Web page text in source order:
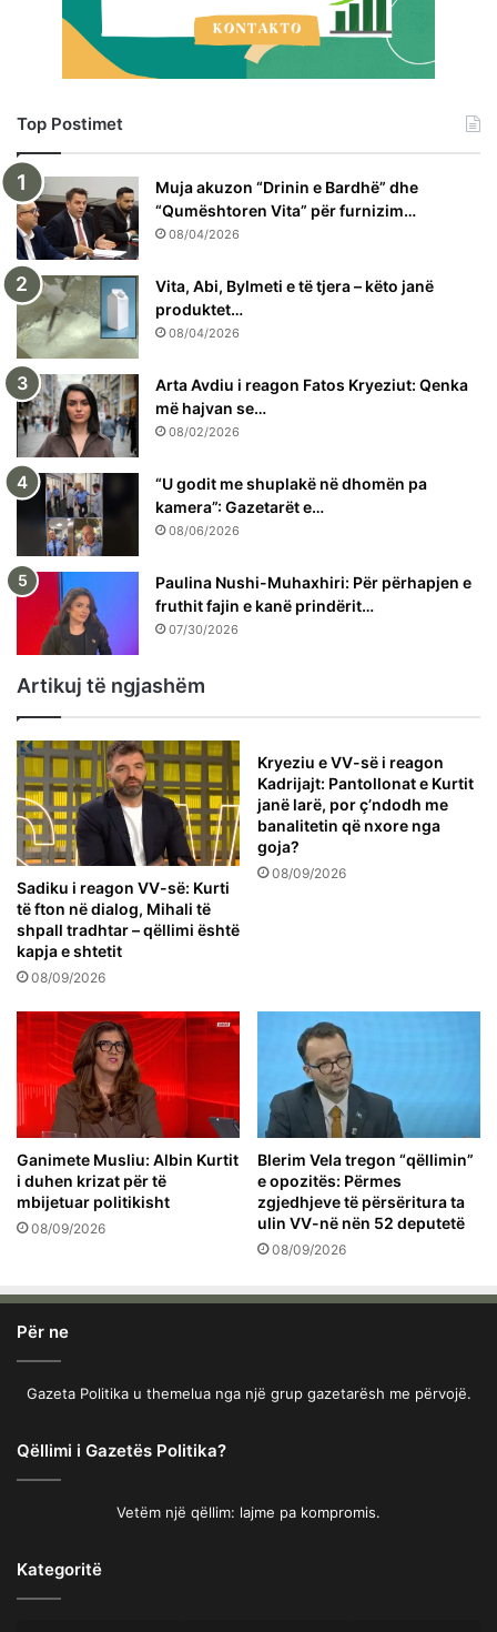
Top Postimet
Muja akuzon “Drinin e Bardhë” dhe
“Qumështoren Vita” për furnizim…
08/04/2026
Vita, Abi, Bylmeti e të tjera – këto janë
produktet…
08/04/2026
Arta Avdiu i reagon Fatos Kryeziut: Qenka
më hajvan se…
08/02/2026
“U godit me shuplakë në dhomën pa
kamera”: Gazetarët e…
08/06/2026
Paulina Nushi-Muhaxhiri: Për përhapjen e
fruthit fajin e kanë prindërit…
07/30/2026
Artikuj të ngjashëm
Sadiku i reagon VV-së: Kurti
të fton në dialog, Mihali të
shpall tradhtar – qëllimi është
kapja e shtetit
08/09/2026
Kryeziu e VV-së i reagon
Kadrijajt: Pantollonat e Kurtit
janë larë, por ç’ndodh me
banalitetin që nxore nga
goja?
08/09/2026
Ganimete Musliu: Albin Kurtit
i duhen krizat për të
mbijetuar politikisht
08/09/2026
Blerim Vela tregon “qëllimin”
e opozitës: Përmes
zgjedhjeve të përsëritura ta
ulin VV-në nën 52 deputetë
08/09/2026
Për ne
Gazeta Politika u themelua nga një grup gazetarësh me përvojë.
Qëllimi i Gazetës Politika?
Vetëm një qëllim: lajme pa kompromis.
Kategoritë